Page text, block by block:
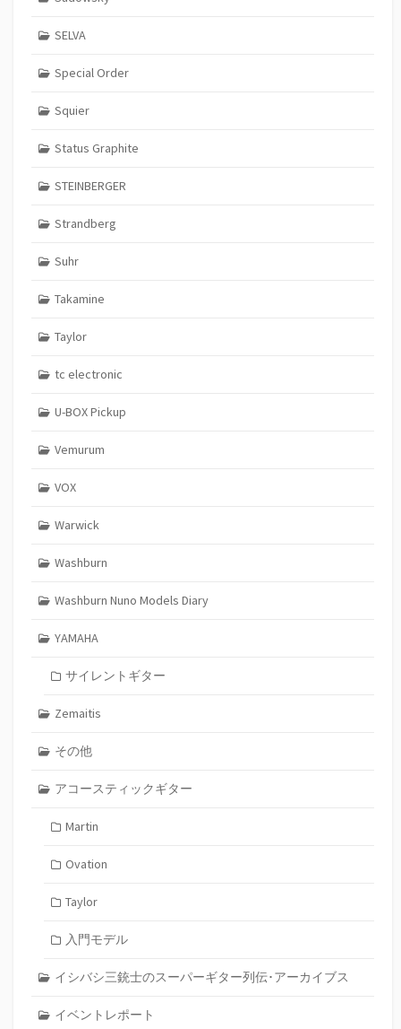
SELVA
Special Order
Squier
Status Graphite
STEINBERGER
Strandberg
Suhr
Takamine
Taylor
tc electronic
U-BOX Pickup
Vemurum
VOX
Warwick
Washburn
Washburn Nuno Models Diary
YAMAHA
サイレントギター
Zemaitis
その他
アコースティックギター
Martin
Ovation
Taylor
入門モデル
イシバシ三銃士のスーパーギター列伝･アーカイブス
イベントレポート